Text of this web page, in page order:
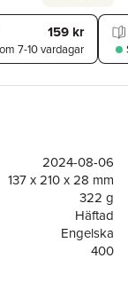
159 kr
7-10 vardagar
2024-08-06
137 x 210 x 28 mm
322 g
Häftad
Engelska
400